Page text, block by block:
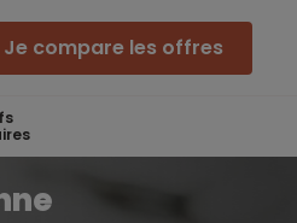
Je compare les offres